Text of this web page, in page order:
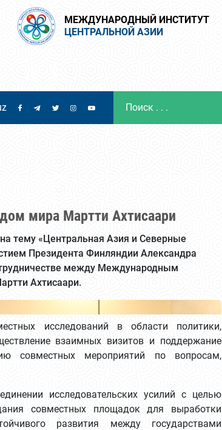
МЕЖДУНАРОДНЫЙ ИНСТИТУТ
ЦЕНТРАЛЬНОЙ АЗИИ
мира Мартти Ахтисаари
тему «Центральная Азия и Северные
Президента Финляндии Александра
между Международным
Ахтисаари.
исследований в области политики,
взаимных визитов и поддержание
совместных мероприятий по вопросам,
исследовательских усилий с целью
совместных площадок для выработки
развития между государствами